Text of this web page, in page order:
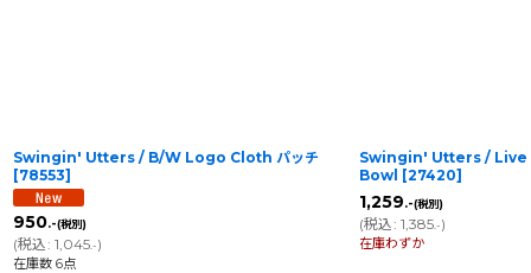
Swingin' Utters / B/W Logo Cloth パッチ
[78553]
950.-(税別)
(税込: 1,045.-)
在庫数 6点
Swingin' Utters /
Bowl [27420]
1,259.-(税別)
(税込: 1,385.-)
在庫わずか